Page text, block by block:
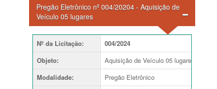
Pregão Eletrônico nº 004/20204 - Aquisição de
Veículo 05 lugares
Nº da Licitação:
004/2024
Objeto:
Aquisição de Veículo 05 lugares
Modalidade:
Pregão Eletrônico